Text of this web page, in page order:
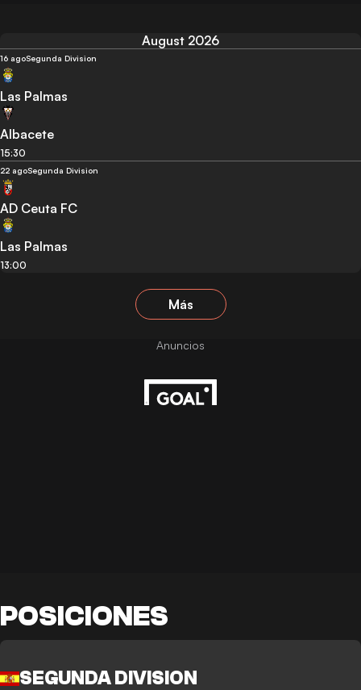
August 2026
16 agoSegunda Division
Las Palmas
Albacete
15:30
22 agoSegunda Division
AD Ceuta FC
Las Palmas
13:00
Más
POSICIONES
SEGUNDA DIVISION